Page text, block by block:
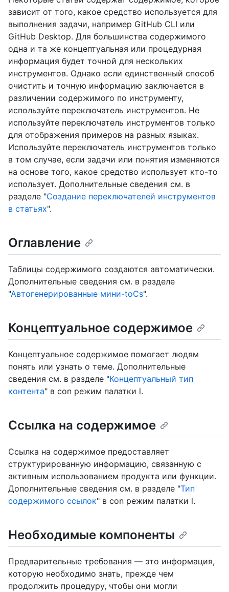
зависит от того, какое средство используется для
выполнения задачи, например GitHub CLI или
GitHub Desktop. Для большинства содержимого
одна и та же концептуальная или процедурная
информация будет точной для нескольких
инструментов. Однако если единственный способ
очистить и точную информацию заключается в
различении содержимого по инструменту,
используйте переключатель инструментов. Не
используйте переключатель инструментов только
для отображения примеров на разных языках.
Используйте переключатель инструментов только
в том случае, если задачи или понятия изменяются
на основе того, какое средство использует кто-то
использует. Дополнительные сведения см. в
разделе "Создание переключателей инструментов
в статьях".
Оглавление
Таблицы содержимого создаются автоматически.
Дополнительные сведения см. в разделе
"Автогенерированные мини-toCs".
Концептуальное содержимое
Концептуальное содержимое помогает людям
понять или узнать о теме. Дополнительные
сведения см. в разделе "Концептуальный тип
контента" в con режим палатки l.
Ссылка на содержимое
Ссылка на содержимое предоставляет
структурированную информацию, связанную с
активным использованием продукта или функции.
Дополнительные сведения см. в разделе "Тип
содержимого ссылок" в con режим палатки l.
Необходимые компоненты
Предварительные требования — это информация,
которую необходимо знать, прежде чем
продолжить процедуру, чтобы они могли